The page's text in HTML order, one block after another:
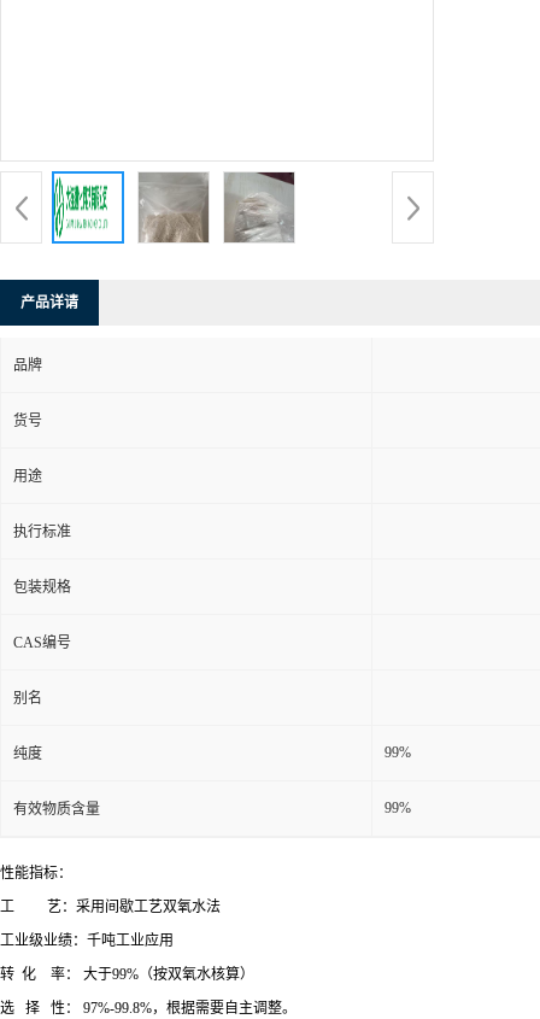
产品详请
品牌
货号
用途
执行标准
包装规格
CAS编号
别名
纯度 99%
有效物质含量 99%
性能指标：
工 艺：采用间歇工艺双氧水法
工业级业绩：千吨工业应用
转 化 率： 大于99%（按双氧水核算）
选 择 性： 97%-99.8%，根据需要自主调整。